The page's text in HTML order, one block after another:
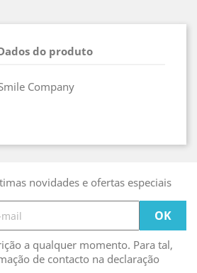
do produto
Company
novidades e ofertas especiais
a qualquer momento. Para tal,
de contacto na declaração